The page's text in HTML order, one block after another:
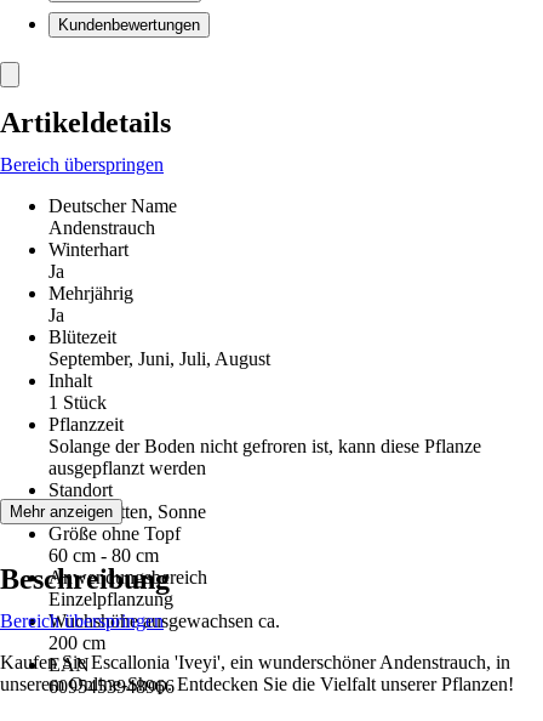
Kundenbewertungen
Artikeldetails
Bereich überspringen
Deutscher Name
Andenstrauch
Winterhart
Ja
Mehrjährig
Ja
Blütezeit
September, Juni, Juli, August
Inhalt
1 Stück
Pflanzzeit
Solange der Boden nicht gefroren ist, kann diese Pflanze
ausgepflanzt werden
Standort
Halbschatten, Sonne
Größe ohne Topf
60 cm - 80 cm
Anwendungsbereich
Einzelpflanzung
Wuchshöhe ausgewachsen ca.
200 cm
EAN
6095453948966
Mehr anzeigen
Beschreibung
Bereich überspringen
Kaufen Sie Escallonia 'Iveyi', ein wunderschöner Andenstrauch, in
unserem Online-Shop. Entdecken Sie die Vielfalt unserer Pflanzen!